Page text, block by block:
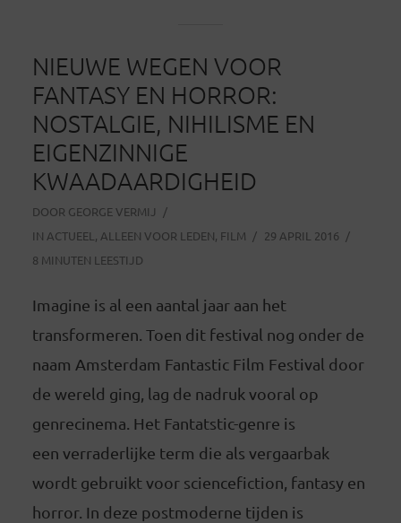
NIEUWE WEGEN VOOR
FANTASY EN HORROR:
NOSTALGIE, NIHILISME EN
EIGENZINNIGE
KWAADAARDIGHEID
DOOR GEORGE VERMIJ
IN ACTUEEL , ALLEEN VOOR LEDEN, FILM
29 APRIL 2016
8 MINUTEN LEESTIJD
Imagine is al een aantal jaar aan het
transformeren. Toen dit festival nog onder de
naam Amsterdam Fantastic Film Festival door
de wereld ging, lag de nadruk vooral op
genrecinema. Het Fantatstic-genre is
een verraderlijke term die als vergaarbak
wordt gebruikt voor sciencefiction, fantasy en
horror. In deze postmoderne tijden is